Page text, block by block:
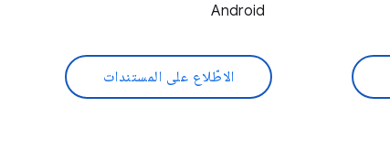
Android
الاطّلاع على المستندات